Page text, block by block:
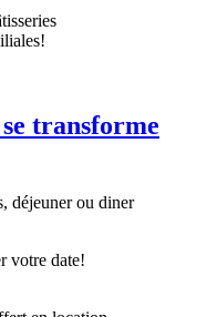
transforme
déjeuner ou diner
votre date!